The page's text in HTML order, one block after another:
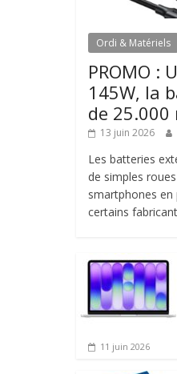
Ordi & Matériels
PROMO :
145W, la
de 25.000
13 juin 2026
Les batteries
de simples
smartphones en
certains
11 juin 2026